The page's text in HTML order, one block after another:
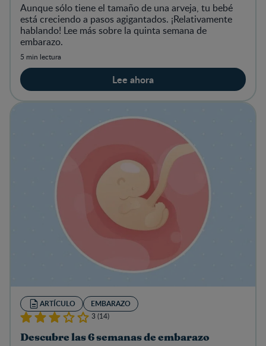
Aunque sólo tiene el tamaño de una arveja, tu bebé
está creciendo a pasos agigantados. ¡Relativamente
hablando! Lee más sobre la quinta semana de
embarazo.
5 min lectura
Lee ahora
ARTÍCULO EMBARAZO
3 (14)
Descubre las 6 semanas de embarazo